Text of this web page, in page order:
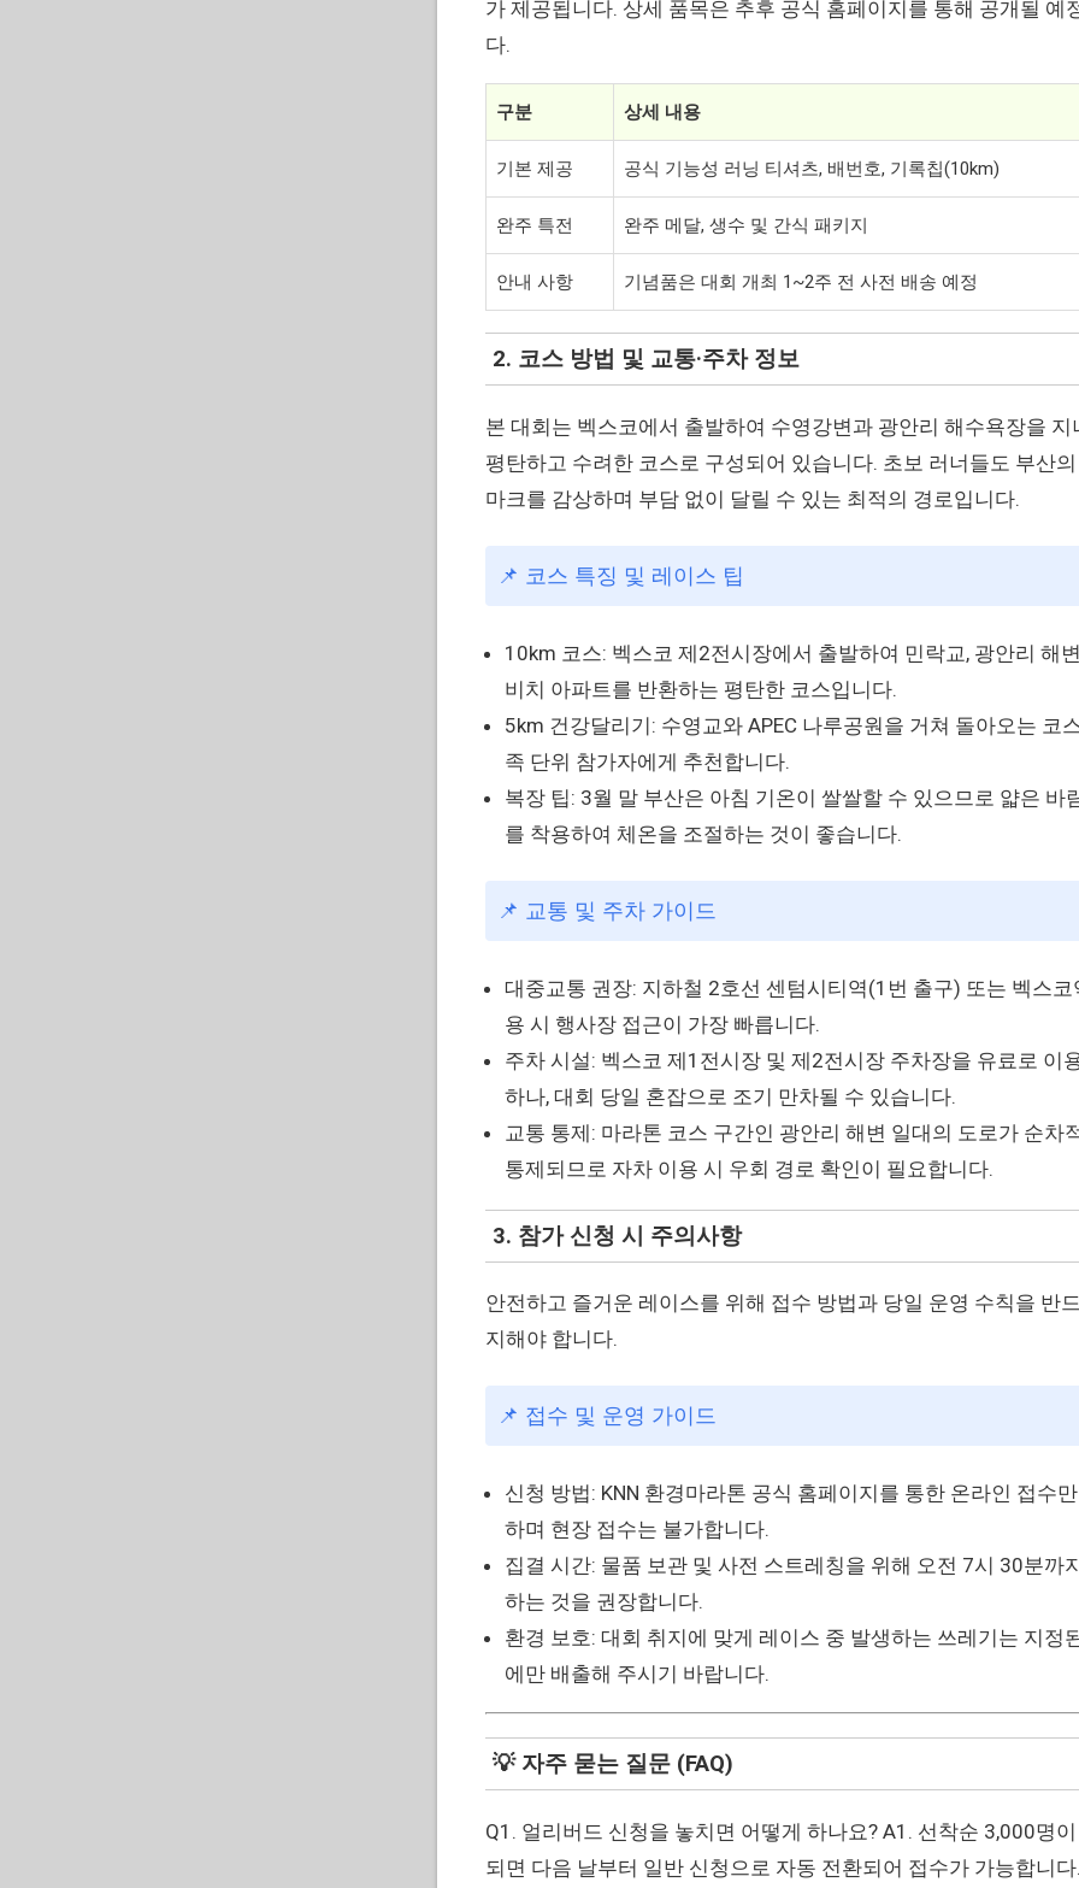
가 제공됩니다. 상세 품목은 추후 공식 홈페이지를 통해 공개될 예
다.
구분 상세 내용
기본 제공 공식 기능성 러닝 티셔츠, 배번호, 기록칩(10km)
완주 특전 완주 메달, 생수 및 간식 패키지
안내 사항 기념품은 대회 개최 1~2주 전 사전 배송 예정
2. 코스 방법 및 교통·주차 정보
본 대회는 벡스코에서 출발하여 수영강변과 광안리 해수욕장을 지
평탄하고 수려한 코스로 구성되어 있습니다. 초보 러너들도 부산
마크를 감상하며 부담 없이 달릴 수 있는 최적의 경로입니다.
📌 코스 특징 및 레이스 팁
10km 코스: 벡스코 제2전시장에서 출발하여 민락교, 광안리 해
비치 아파트를 반환하는 평탄한 코스입니다.
5km 건강달리기: 수영교와 APEC 나루공원을 거쳐 돌아오는 코
족 단위 참가자에게 추천합니다.
복장 팁: 3월 말 부산은 아침 기온이 쌀쌀할 수 있으므로 얇은 바
를 착용하여 체온을 조절하는 것이 좋습니다.
📌 교통 및 주차 가이드
대중교통 권장: 지하철 2호선 센텀시티역(1번 출구) 또는 벡스코
용 시 행사장 접근이 가장 빠릅니다.
주차 시설: 벡스코 제1전시장 및 제2전시장 주차장을 유료로 이
하나, 대회 당일 혼잡으로 조기 만차될 수 있습니다.
교통 통제: 마라톤 코스 구간인 광안리 해변 일대의 도로가 순차
통제되므로 자차 이용 시 우회 경로 확인이 필요합니다.
3. 참가 신청 시 주의사항
안전하고 즐거운 레이스를 위해 접수 방법과 당일 운영 수칙을 반
지해야 합니다.
📌 접수 및 운영 가이드
신청 방법: KNN 환경마라톤 공식 홈페이지를 통한 온라인 접수
하며 현장 접수는 불가합니다.
집결 시간: 물품 보관 및 사전 스트레칭을 위해 오전 7시 30분까
하는 것을 권장합니다.
환경 보호: 대회 취지에 맞게 레이스 중 발생하는 쓰레기는 지정
에만 배출해 주시기 바랍니다.
💡 자주 묻는 질문 (FAQ)
Q1. 얼리버드 신청을 놓치면 어떻게 하나요? A1. 선착순 3,000명
되면 다음 날부터 일반 신청으로 자동 전환되어 접수가 가능합니다.